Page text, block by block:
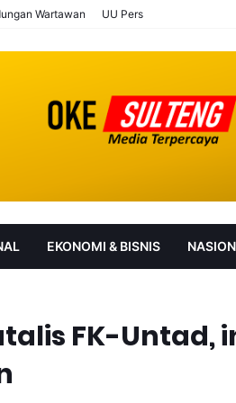
Wartawan UU Pers
EKONOMI & BISNIS
FK-Untad,